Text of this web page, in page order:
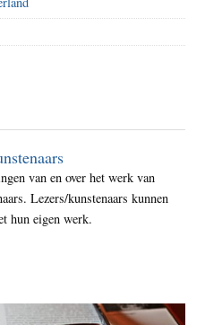
van en over het werk van
Lezers/kunstenaars kunnen
hun eigen werk.